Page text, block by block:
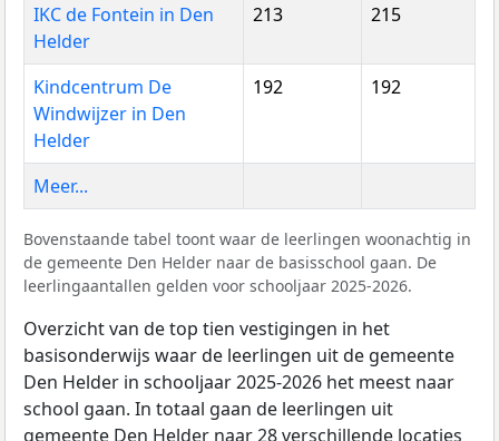
IKC de Fontein in Den
Helder
213 215
Kindcentrum De
Windwijzer in Den
Helder
192 192
Meer...
Bovenstaande tabel toont waar de leerlingen woonachtig in
de gemeente Den Helder naar de basisschool gaan. De
leerlingaantallen gelden voor schooljaar 2025-2026.
Overzicht van de top tien vestigingen in het
basisonderwijs waar de leerlingen uit de gemeente
Den Helder in schooljaar 2025-2026 het meest naar
school gaan. In totaal gaan de leerlingen uit
gemeente Den Helder naar 28 verschillende locaties